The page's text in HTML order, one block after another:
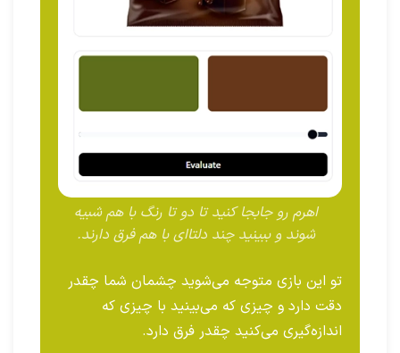
اهرم رو جابجا کنید تا دو تا رنگ با هم شبیه
شوند و ببینید چند دلتاای با هم فرق دارند.
تو این بازی متوجه می‌شوید چشمان شما چقدر
دقت دارد و چیزی که می‌بینید با چیزی که
اندازه‌گیری می‌کنید چقدر فرق دارد.